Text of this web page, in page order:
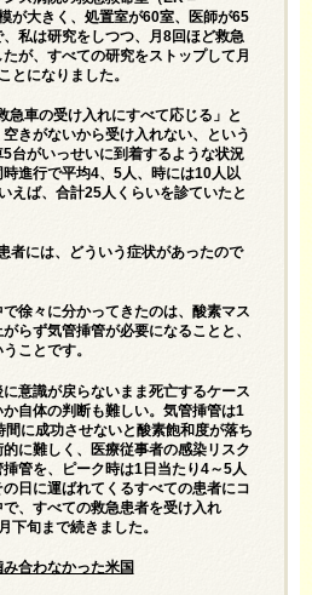
が大きく、処置室が60室、医師が65
私は研究をしつつ、月8回ほど救急
が、すべての研究をストップして月
とになりました。
急車の受け入れにすべて応じる」と
きがないから受け入れない、という
台がいっせいに到着するような状況
進行で平均4、5人、時には10人以
えば、合計25人くらいを診ていたと
者には、どういう症状があったので
徐々に分かってきたのは、酸素マス
らず気管挿管が必要になることと、
ことです。
意識が戻らないまま死亡するケース
自体の判断も難しい。気管挿管は1
間に成功させないと酸素飽和度が落ち
に難しく、医療従事者の感染リスク
管を、ピーク時は1日当たり4～5人
日に運ばれてくるすべての患者にコ
、すべての救急患者を受け入れ
下旬まで続きました。
合わなかった米国